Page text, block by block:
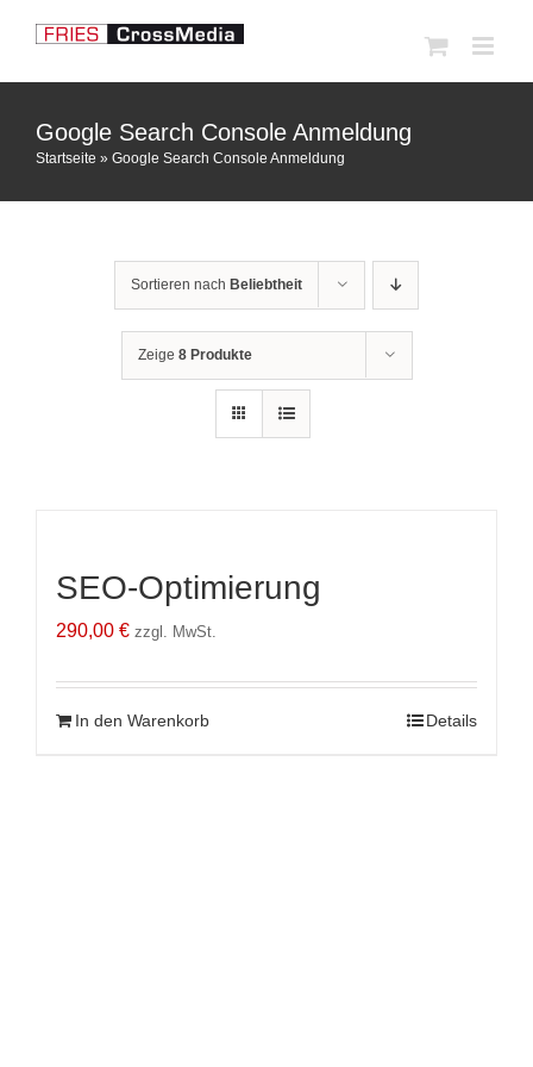
Inhalt
springen
Google Search Console Anmeldung
Startseite » Google Search Console Anmeldung
Sortieren nach Beliebtheit
Zeige 8 Produkte
SEO-Optimierung
290,00 € zzgl. MwSt.
In den Warenkorb Details